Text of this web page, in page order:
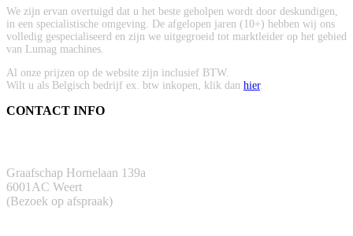
We zijn ervan overtuigd dat u het beste geholpen wordt door deskundigen,
in een specialistische omgeving. De afgelopen jaren (10+) hebben wij ons
volledig gespecialiseerd en zijn we uitgegroeid tot marktleider op het gebied
van Lumag machines.
Al onze prijzen op de website zijn inclusief BTW.
Wilt u als Belgisch bedrijf ex. btw inkopen, klik dan hier.
CONTACT INFO
Graafschap Hornelaan 139a
6001AC Weert
(Bezoek op afspraak)